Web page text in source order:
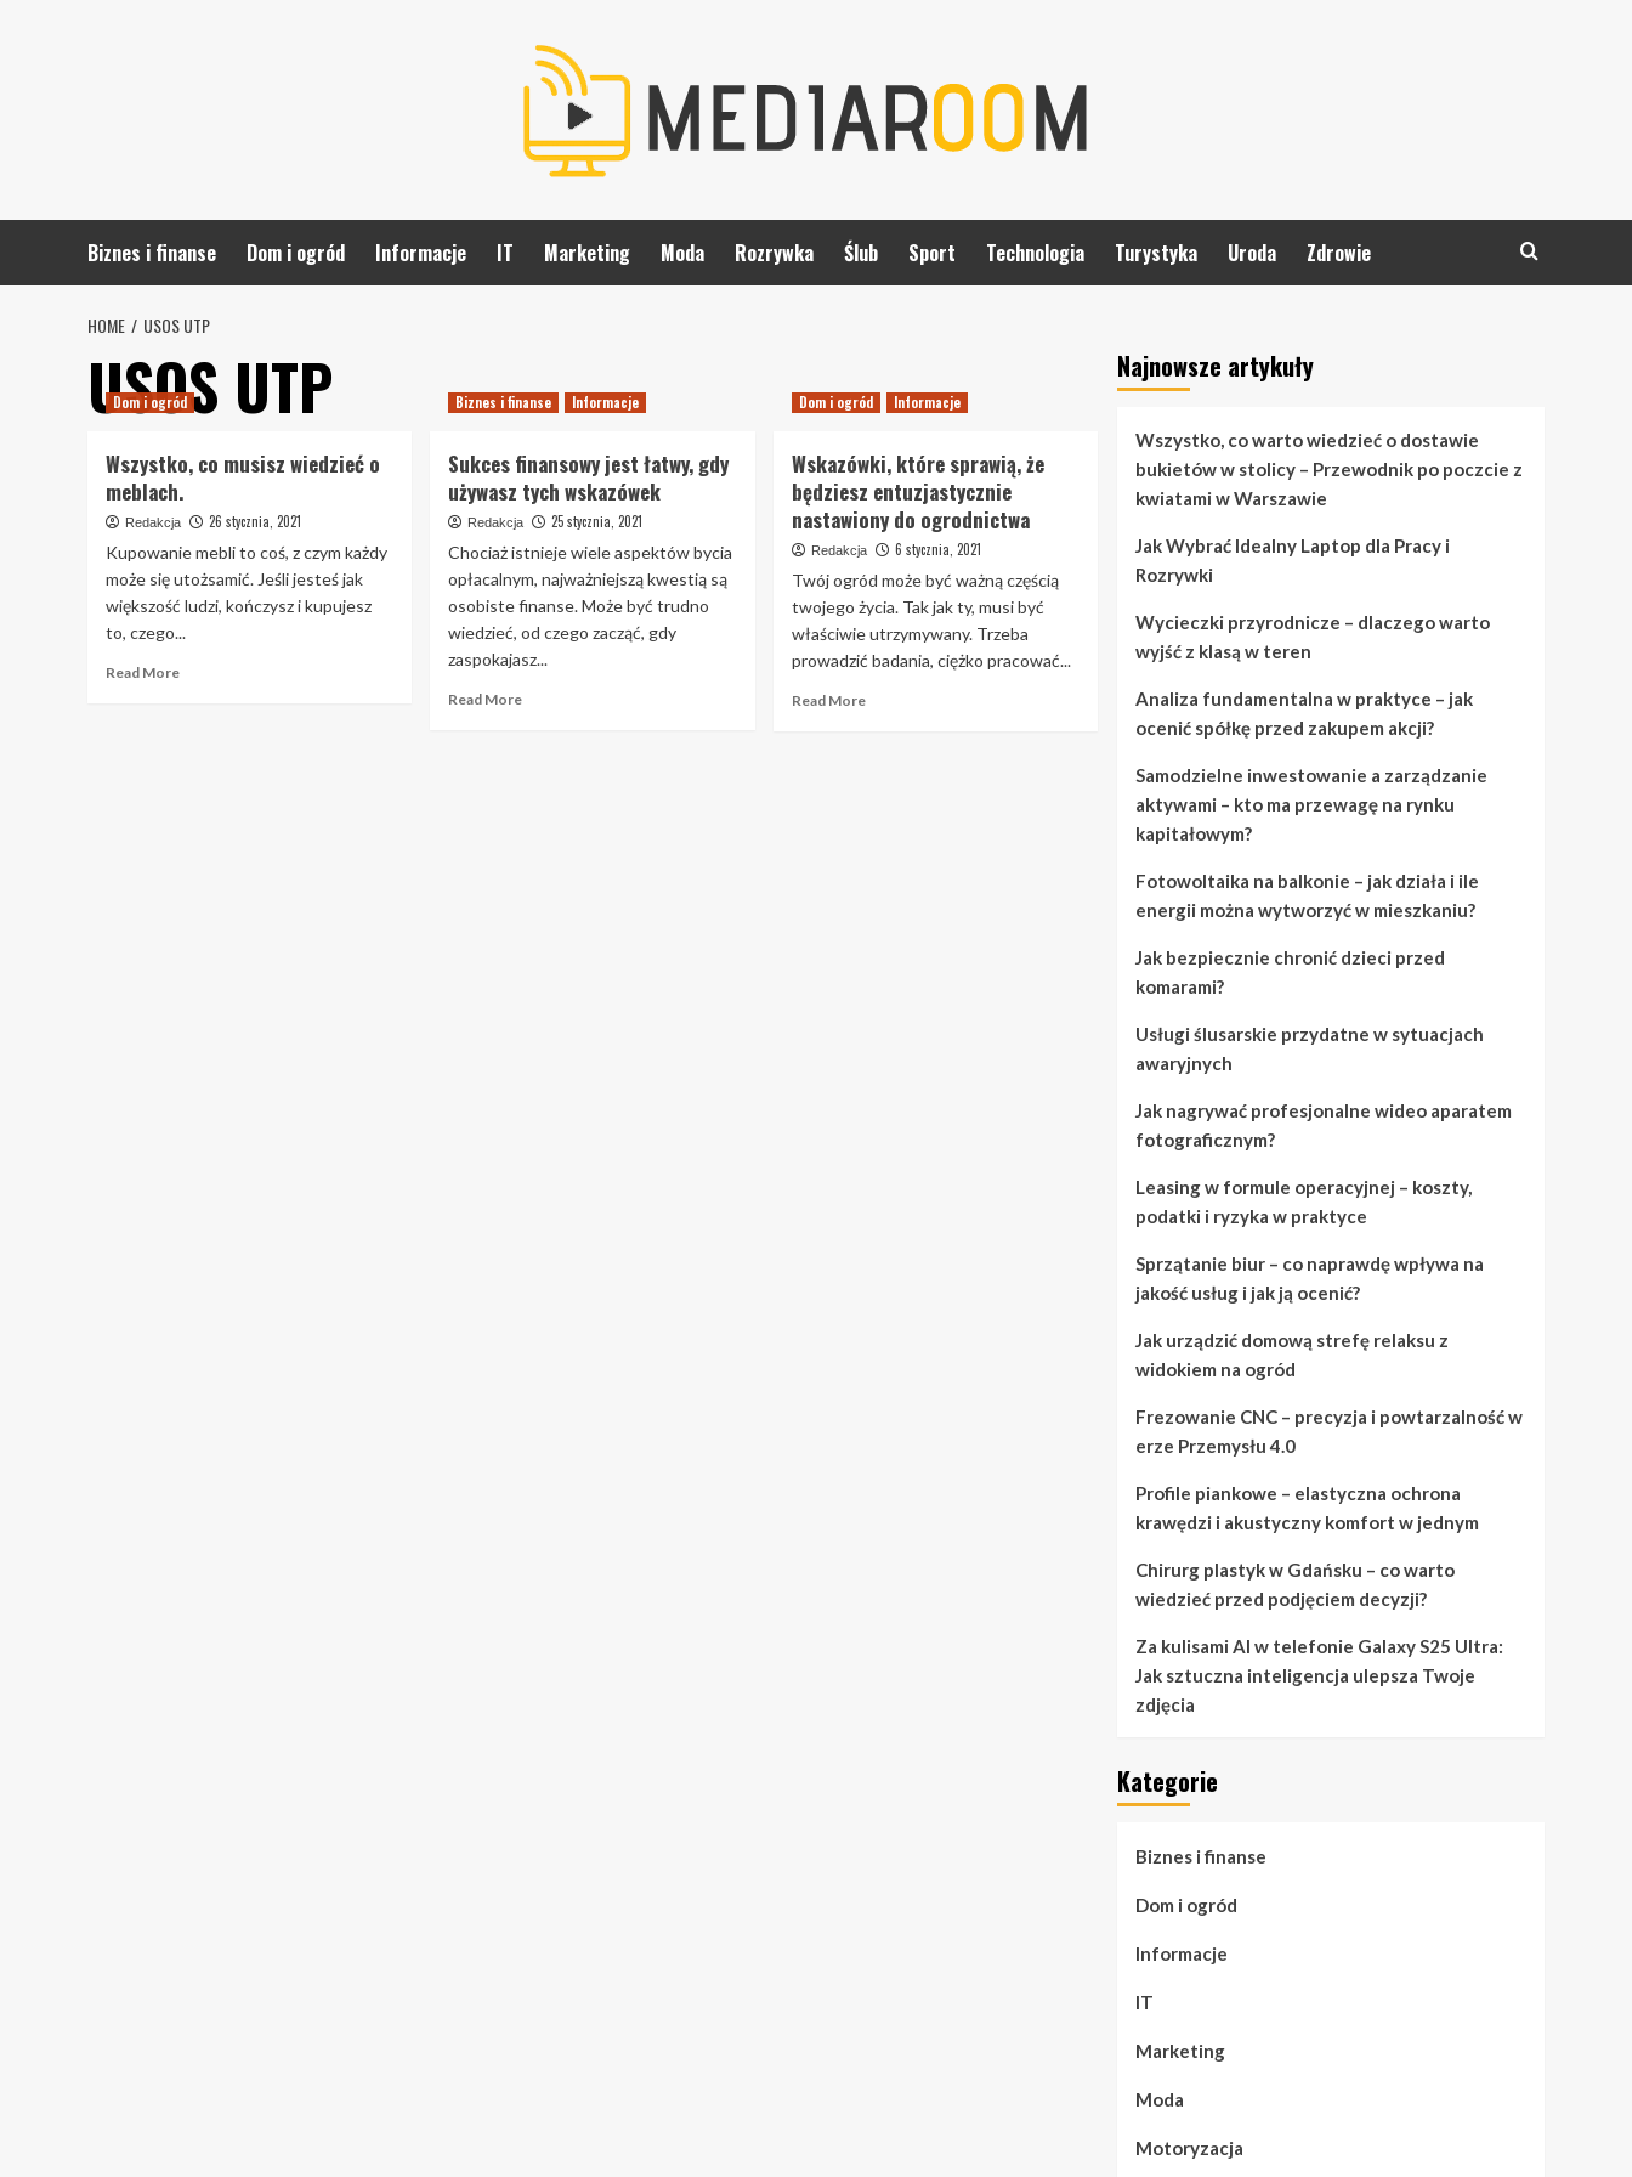
Biznes i finanse Dom i ogród Informacje IT Marketing Moda Rozrywka Ślub Sport Technologia Turystyka Uroda Zdrowie
HOME USOS UTP
USOS UTP
Dom i ogród
Wszystko, co musisz wiedzieć o
meblach.
Redakcja 26 stycznia, 2021
Kupowanie mebli to coś, z czym każdy
może się utożsamić. Jeśli jesteś jak
większość ludzi, kończysz i kupujesz
to, czego...
Read MoreRead
Biznes i finanse Informacje
Sukces finansowy jest łatwy, gdy
używasz tych wskazówek
Redakcja 25 stycznia, 2021
Chociaż istnieje wiele aspektów bycia
opłacalnym, najważniejszą kwestią są
osobiste finanse. Może być trudno
wiedzieć, od czego zacząć, gdy
zaspokajasz...
Read MoreRead
Dom i ogród Informacje
Wskazówki, które sprawią, że
będziesz entuzjastycznie
nastawiony do ogrodnictwa
Redakcja 6 stycznia, 2021
Twój ogród może być ważną częścią
twojego życia. Tak jak ty, musi być
właściwie utrzymywany. Trzeba
prowadzić badania, ciężko pracować...
Read MoreRead
Najnowsze artykuły
Wszystko, co warto wiedzieć o dostawie
bukietów w stolicy – Przewodnik po poczcie z
kwiatami w Warszawie
Jak Wybrać Idealny Laptop dla Pracy i
Rozrywki
Wycieczki przyrodnicze – dlaczego warto
wyjść z klasą w teren
Analiza fundamentalna w praktyce – jak
ocenić spółkę przed zakupem akcji?
Samodzielne inwestowanie a zarządzanie
aktywami – kto ma przewagę na rynku
kapitałowym?
Fotowoltaika na balkonie – jak działa i ile
energii można wytworzyć w mieszkaniu?
Jak bezpiecznie chronić dzieci przed
komarami?
Usługi ślusarskie przydatne w sytuacjach
awaryjnych
Jak nagrywać profesjonalne wideo aparatem
fotograficznym?
Leasing w formule operacyjnej – koszty,
podatki i ryzyka w praktyce
Sprzątanie biur – co naprawdę wpływa na
jakość usług i jak ją ocenić?
Jak urządzić domową strefę relaksu z
widokiem na ogród
Frezowanie CNC – precyzja i powtarzalność w
erze Przemysłu 4.0
Profile piankowe – elastyczna ochrona
krawędzi i akustyczny komfort w jednym
Chirurg plastyk w Gdańsku – co warto
wiedzieć przed podjęciem decyzji?
Za kulisami AI w telefonie Galaxy S25 Ultra:
Jak sztuczna inteligencja ulepsza Twoje
zdjęcia
Kategorie
Biznes i finanse
Dom i ogród
Informacje
IT
Marketing
Moda
Motoryzacja